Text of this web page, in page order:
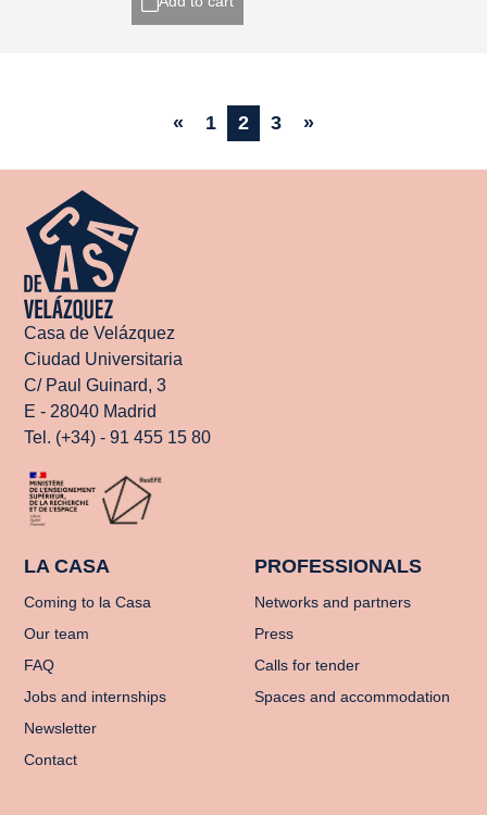
« 1 2 3 »
Casa de Velázquez
Ciudad Universitaria
C/ Paul Guinard, 3
E - 28040 Madrid
Tel. (+34) - 91 455 15 80
LA CASA
Coming to la Casa
Our team
FAQ
Jobs and internships
Newsletter
Contact
PROFESSIONALS
Networks and partners
Press
Calls for tender
Spaces and accommodation